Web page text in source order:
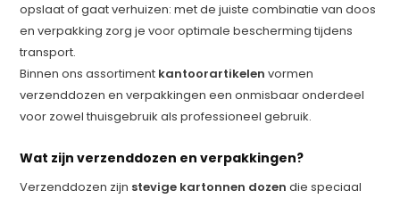
opslaat of gaat verhuizen: met de juiste combinatie van doos
en verpakking zorg je voor optimale bescherming tijdens
transport.
Binnen ons assortiment kantoorartikelen vormen
verzenddozen en verpakkingen een onmisbaar onderdeel
voor zowel thuisgebruik als professioneel gebruik.
Wat zijn verzenddozen en verpakkingen?
Verzenddozen zijn stevige kartonnen dozen die speciaal